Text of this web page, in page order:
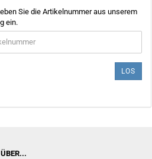
Sie die Artikelnummer aus unserem
ein.
LOS